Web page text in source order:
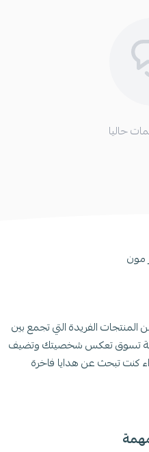
حاليا
الفريدة التي تجمع بين
تسوق تعكس شخصيتك وتضيف
كنت تبحث عن هدايا فاخرة